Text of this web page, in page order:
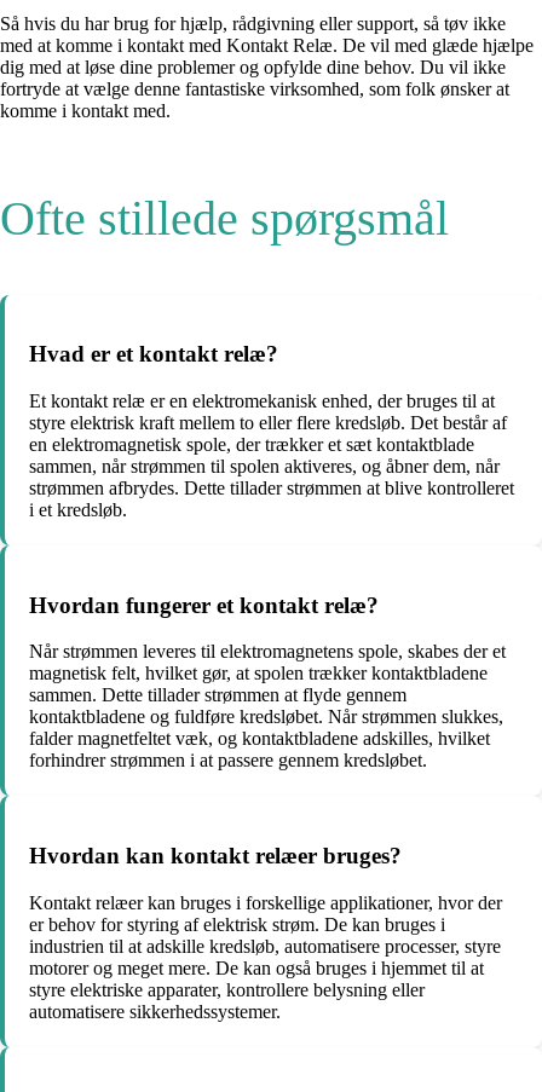
Så hvis du har brug for hjælp, rådgivning eller support, så tøv ikke
med at komme i kontakt med Kontakt Relæ. De vil med glæde hjælpe
dig med at løse dine problemer og opfylde dine behov. Du vil ikke
fortryde at vælge denne fantastiske virksomhed, som folk ønsker at
komme i kontakt med.
Ofte stillede spørgsmål
Hvad er et kontakt relæ?
Et kontakt relæ er en elektromekanisk enhed, der bruges til at
styre elektrisk kraft mellem to eller flere kredsløb. Det består af
en elektromagnetisk spole, der trækker et sæt kontaktblade
sammen, når strømmen til spolen aktiveres, og åbner dem, når
strømmen afbrydes. Dette tillader strømmen at blive kontrolleret
i et kredsløb.
Hvordan fungerer et kontakt relæ?
Når strømmen leveres til elektromagnetens spole, skabes der et
magnetisk felt, hvilket gør, at spolen trækker kontaktbladene
sammen. Dette tillader strømmen at flyde gennem
kontaktbladene og fuldføre kredsløbet. Når strømmen slukkes,
falder magnetfeltet væk, og kontaktbladene adskilles, hvilket
forhindrer strømmen i at passere gennem kredsløbet.
Hvordan kan kontakt relæer bruges?
Kontakt relæer kan bruges i forskellige applikationer, hvor der
er behov for styring af elektrisk strøm. De kan bruges i
industrien til at adskille kredsløb, automatisere processer, styre
motorer og meget mere. De kan også bruges i hjemmet til at
styre elektriske apparater, kontrollere belysning eller
automatisere sikkerhedssystemer.